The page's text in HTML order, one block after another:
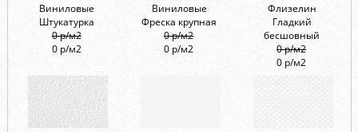
Виниловые
Штукатурка
0 р/м2
0 р/м2
Виниловые
Фреска крупная
0 р/м2
0 р/м2
Флизелин
Гладкий
бесшовный
0 р/м2
0 р/м2